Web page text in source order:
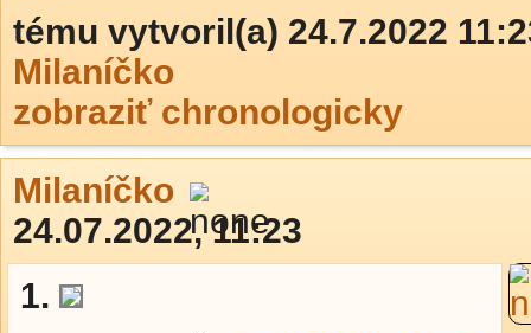
tému vytvoril(a) 24.7.2022
Milaníčko
zobraziť chronologicky
Milaníčko
24.07.2022, 11:23
1.